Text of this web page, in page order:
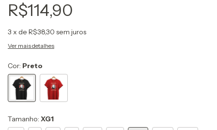
R$114,90
3 x de R$38,30 sem juros
Ver mais detalhes
Cor: Preto
Tamanho: XG1